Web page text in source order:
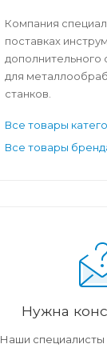
Компания
поставках
дополнительного
для
станков.
Все товары
Все товары
Нужна
Наши специалисты